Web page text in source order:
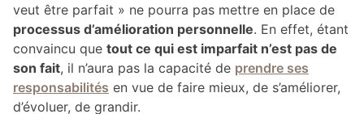
veut être parfait » ne pourra pas mettre en place de
processus d’amélioration personnelle. En effet, étant
convaincu que tout ce qui est imparfait n’est pas de
son fait, il n’aura pas la capacité de prendre ses
responsabilités en vue de faire mieux, de s’améliorer,
d’évoluer, de grandir.